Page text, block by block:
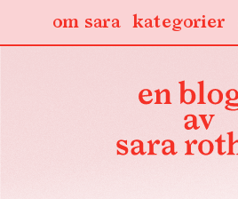
kategorier
om sara